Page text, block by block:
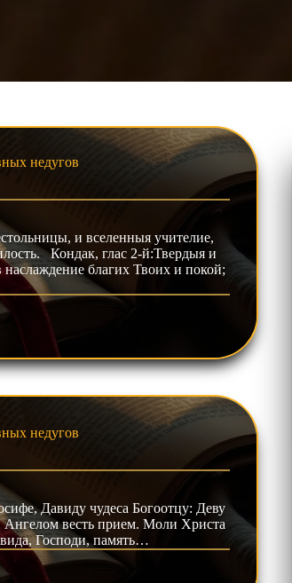
недугов
и вселенныя учителие,
Кондак, глас 2-й:Твердыя и
благих Твоих и покой;
недугов
Давиду чудеса Богоотцу: Деву
Ангелом весть прием. Моли Христа
Господи, память…